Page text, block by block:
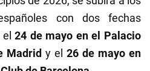
con dos fechas
el24 de mayo en el Palacio
Madrid y el 26 de mayo en